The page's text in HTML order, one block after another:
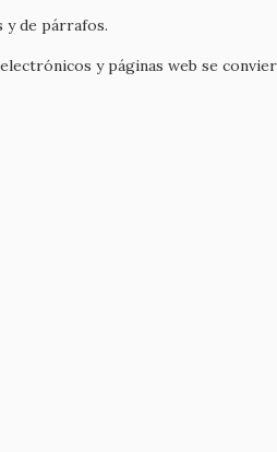
y de párrafos.
y páginas web se